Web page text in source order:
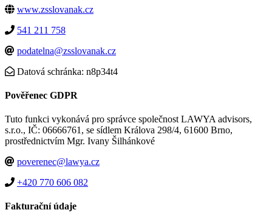
www.zsslovanak.cz
541 211 758
podatelna@zsslovanak.cz
Datová schránka: n8p34t4
Pověřenec GDPR
Tuto funkci vykonává pro správce společnost LAWYA advisors,
s.r.o., IČ: 06666761, se sídlem Králova 298/4, 61600 Brno,
prostřednictvím Mgr. Ivany Šilhánkové
poverenec@lawya.cz
+420 770 606 082
Fakturační údaje